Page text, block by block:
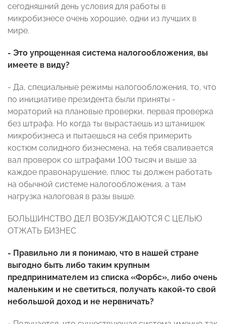
сегодняшний день условия для работы в
микробизнесе очень хорошие, одни из лучших в
мире.
- Это упрощенная система налогообложения, вы
имеете в виду?
- Да, специальные режимы налогообложения, то, что
по инициативе президента были приняты -
мораторий на плановые проверки, первая проверка
без штрафа. Но когда ты вырастаешь из штанишек
микробизнеса и пытаешься на себя примерить
костюм солидного бизнесмена, на тебя сваливается
вал проверок со штрафами 100 тысяч и выше за
каждое правонарушение, плюс ты должен работать
на обычной системе налогообложения, а там
нагрузка налоговая в разы выше.
БОЛЬШИНСТВО ДЕЛ ВОЗБУЖДАЮТСЯ С ЦЕЛЬЮ
ОТЖАТЬ БИЗНЕС
- Правильно ли я понимаю, что в нашей стране
выгодно быть либо таким крупным
предпринимателем из списка «Форбс», либо очень
маленьким и не светиться, получать какой-то свой
небольшой доход и не нервничать?